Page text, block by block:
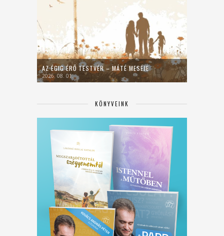
AZ ÉGIG ÉRŐ TESTVÉR – MÁTÉ MESÉJE
2026. 08. 01.
KÖNYVEINK